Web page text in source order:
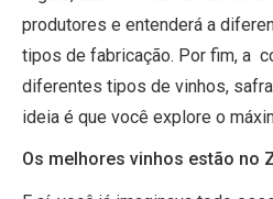
produtores e entenderá a
tipos de fabricação. Por fim, a
diferentes tipos de vinhos,
ideia é que você explore o
Os melhores vinhos estão no